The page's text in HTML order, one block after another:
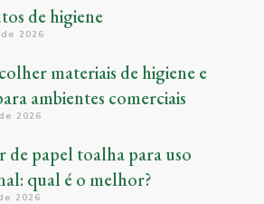
de higiene
2026
materiais de higiene e
ambientes comerciais
2026
de papel toalha para uso
qual é o melhor?
2026